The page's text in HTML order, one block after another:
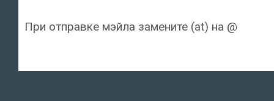
При отправке мэйла замените (at) на @